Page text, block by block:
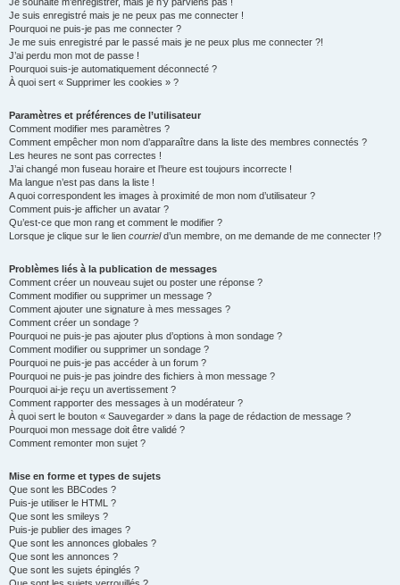
Je suis enregistré mais je ne peux pas me connecter !
Pourquoi ne puis-je pas me connecter ?
Je me suis enregistré par le passé mais je ne peux plus me connecter ?!
J’ai perdu mon mot de passe !
Pourquoi suis-je automatiquement déconnecté ?
À quoi sert « Supprimer les cookies » ?
Paramètres et préférences de l’utilisateur
Comment modifier mes paramètres ?
Comment empêcher mon nom d’apparaître dans la liste des membres connectés ?
Les heures ne sont pas correctes !
J’ai changé mon fuseau horaire et l’heure est toujours incorrecte !
Ma langue n’est pas dans la liste !
A quoi correspondent les images à proximité de mon nom d’utilisateur ?
Comment puis-je afficher un avatar ?
Qu’est-ce que mon rang et comment le modifier ?
Lorsque je clique sur le lien courrield’un membre, on me demande de me connecter !?
Problèmes liés à la publication de messages
Comment créer un nouveau sujet ou poster une réponse ?
Comment modifier ou supprimer un message ?
Comment ajouter une signature à mes messages ?
Comment créer un sondage ?
Pourquoi ne puis-je pas ajouter plus d’options à mon sondage ?
Comment modifier ou supprimer un sondage ?
Pourquoi ne puis-je pas accéder à un forum ?
Pourquoi ne puis-je pas joindre des fichiers à mon message ?
Pourquoi ai-je reçu un avertissement ?
Comment rapporter des messages à un modérateur ?
À quoi sert le bouton « Sauvegarder » dans la page de rédaction de message ?
Pourquoi mon message doit être validé ?
Comment remonter mon sujet ?
Mise en forme et types de sujets
Que sont les BBCodes ?
Puis-je utiliser le HTML ?
Que sont les smileys ?
Puis-je publier des images ?
Que sont les annonces globales ?
Que sont les annonces ?
Que sont les sujets épinglés ?